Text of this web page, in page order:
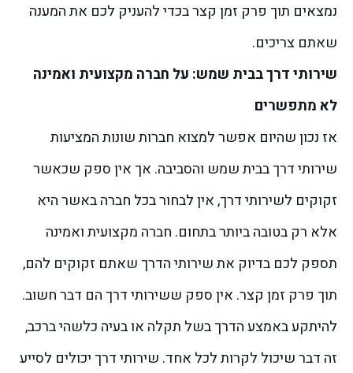
נמצאים תוך פרק זמן קצר בכדי להעניק לכם את המענה
שאתם צריכים.
שירותי דרך בבית שמש: על חברה מקצועית ואמינה
לא מתפשרים
אז נכון שהיום אפשר למצוא חברות שונות המציעות
שירותי דרך בבית שמש והסביבה. אך אין ספק שכאשר
זקוקים לשירותי דרך, אין לבחור בכל חברה באשר היא
אלא רק בטובה ביותר בתחום. חברה מקצועית ואמינה
תספק לכם בדיוק את שירותי הדרך שאתם זקוקים להם,
תוך פרק זמן קצר. אין ספק ששירותי דרך הם דבר חשוב.
להיתקע באמצע הדרך בשל תקלה או בעיה כלשהי ברכב,
זה דבר שיכול לקרות לכל אחד. שירותי דרך יכולים לסייע